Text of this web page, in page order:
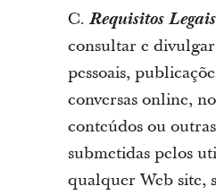
C. Requisitos
consultar e
pessoais,
conversas online,
conteúdos ou
submetidas pelos
qualquer Web site,